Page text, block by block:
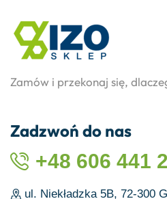
Zamów i przekonaj się,
Zadzwoń do nas
+48 606 441
ul. Niekładzka 5B, 72-300